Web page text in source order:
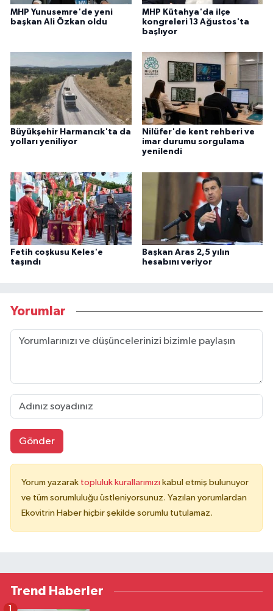
MHP Yunusemre'de yeni
başkan Ali Özkan oldu
MHP Kütahya'da ilçe
kongreleri 13 Ağustos'ta
başlıyor
Büyükşehir Harmancık'ta da
yolları yeniliyor
Nilüfer'de kent rehberi ve
imar durumu sorgulama
yenilendi
Fetih coşkusu Keles'e
taşındı
Başkan Aras 2,5 yılın
hesabını veriyor
Yorumlar
Gönder
Yorum yazarak topluluk kurallarımızı kabul etmiş bulunuyor
ve tüm sorumluluğu üstleniyorsunuz. Yazılan yorumlardan
Ekovitrin Haber hiçbir şekilde sorumlu tutulamaz.
Trend Haberler
1